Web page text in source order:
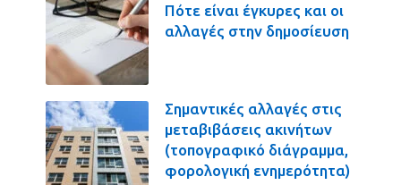
Πότε είναι έγκυρες και οι
αλλαγές στην δημοσίευση
Σημαντικές αλλαγές στις
μεταβιβάσεις ακινήτων
(τοπογραφικό διάγραμμα,
φορολογική ενημερότητα)